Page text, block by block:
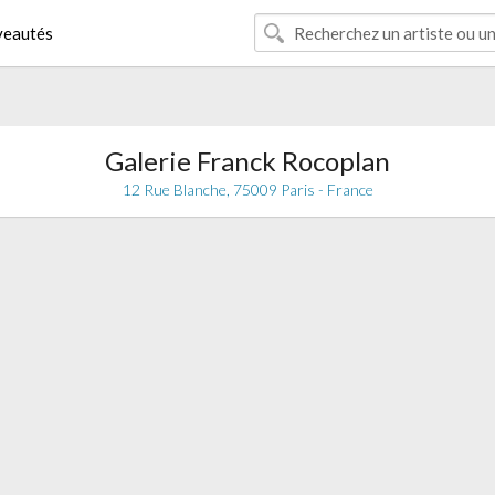
Galerie Franck Rocoplan
12 Rue Blanche, 75009 Paris - France